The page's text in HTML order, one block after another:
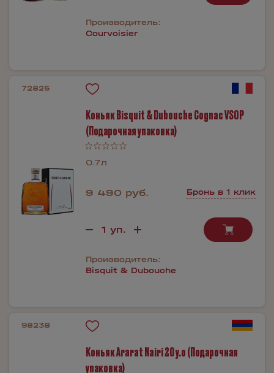
Производитель:
Courvoisier
72825
Коньяк Bisquit & Dubouche Cognac VSOP
(Подарочная упаковка)
0.7л
9 490 руб. Бронь в 1 клик
Производитель:
Bisquit & Dubouche
98238
Коньяк Ararat Nairi 20 y.o (Подарочная
упаковка)